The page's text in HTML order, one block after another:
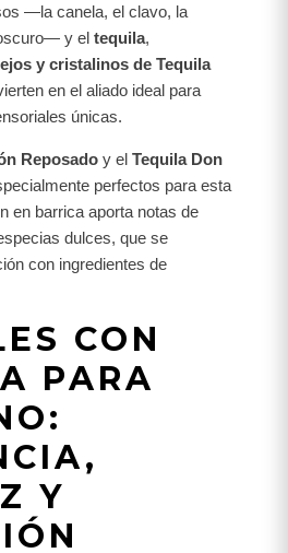
—la canela, el clavo, la
y el tequila,
y cristalinos de Tequila
en el aliado ideal para
únicas.
Reposado y el Tequila Don
perfectos para esta
en barrica aporta notas de
dulces, que se
con ingredientes de
CON
PARA
Y